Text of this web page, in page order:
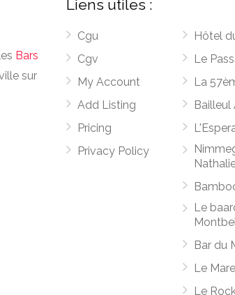
Bars
sur
Liens utiles :
Cgu
Cgv
My Account
Add Listing
Pricing
Privacy Policy
Hôtel
Le
La
Bailleul
Le
Bar du
Le
Le